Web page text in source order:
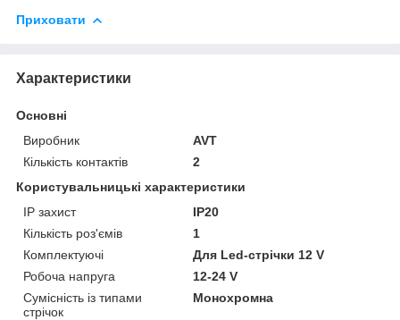
Приховати
Характеристики
Основні
Виробник
AVT
Кількість контактів
2
Користувальницькі характеристики
IP захист
IP20
Кількість роз'ємів
1
Комплектуючі
Для Led-стрічки 12 V
Робоча напруга
12-24 V
Сумісність із типами
стрічок
Монохромна